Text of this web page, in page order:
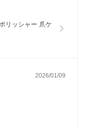
リッシャー 爪ケ
2026/01/09